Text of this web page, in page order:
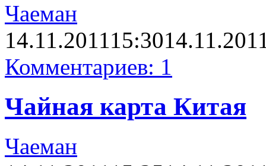
Чаеман
14.11.201115:30
Комментариев: 1
Чайная карта Китая
Чаеман